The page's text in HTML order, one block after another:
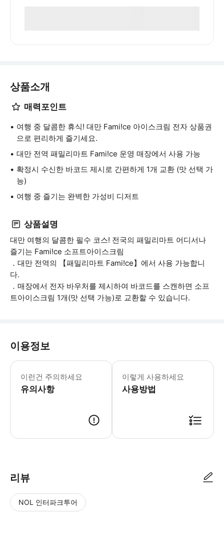
상품소개
매력포인트
여행 중 달콤한 휴식! 대만 Fami!ce 아이스크림 전자 상품권
으로 편리하게 즐기세요.
대만 전역 패밀리마트 Fami!ce 운영 매장에서 사용 가능
확정시 수신한 바코드 제시로 간편하게 1개 교환 (맛 선택 가
능)
여행 중 즐기는 완벽한 가성비 디저트
상품설명
대만 여행의 달콤한 필수 코스! 전국의 패밀리마트 어디서나
즐기는 Fami!ce 소프트아이스크림
．대만 전역의 【패밀리마트 Fami!ce】에서 사용 가능합니
다.
．매장에서 전자 바우처를 제시하여 바코드를 스캔하면 소프
트아이스크림 1개(맛 선택 가능)로 교환할 수 있습니다.
이용정보
이런건 주의하세요
유의사항
．일부 쇼핑몰 내 특수 매장에서는 사
이렇게 사용하세요
사용방법
리뷰
NOL 인터파크투어